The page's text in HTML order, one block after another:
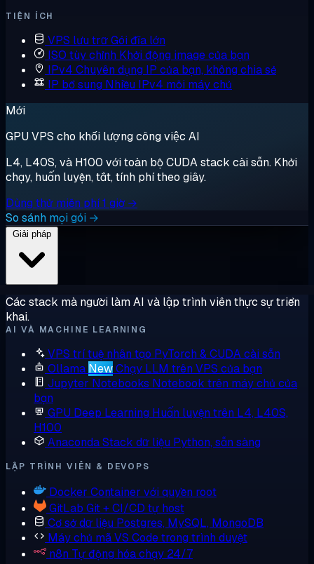
TIỆN ÍCH
VPS lưu trữGói đĩa lớn
ISO tùy chỉnh Khởi động image của bạn
IPv4 Chuyên dụng IP của bạn, không chia sẻ
IP bổ sung Nhiều IPv4 mỗi máy chủ
Mới
GPU VPS cho khối lượng công việc AI
L4, L40S, và H100 với toàn bộ CUDA stack cài sẵn. Khởi
chạy, huấn luyện, tắt, tính phí theo giây.
Dùng thử miễn phí 1 giờ →
So sánh mọi gói →
Các stack mà người làm AI và lập trình viên thực sự triển
khai.
AI VÀ MACHINE LEARNING
VPS trí tuệ nhân tạo PyTorch & CUDA cài sẵn
Ollama NewChạy LLM trên VPS của bạn
Jupyter Notebooks Notebook trên máy chủ của
bạn
GPU Deep Learning Huấn luyện trên L4, L40S,
H100
AnacondaStack dữ liệu Python, sẵn sàng
LẬP TRÌNH VIÊN & DEVOPS
Docker Container với quyền root
GitLab Git + CI/CD tự host
Cơ sở dữ liệu Postgres, MySQL, MongoDB
Máy chủ mãVS Code trong trình duyệt
n8n Tự động hóa chạy 24/7